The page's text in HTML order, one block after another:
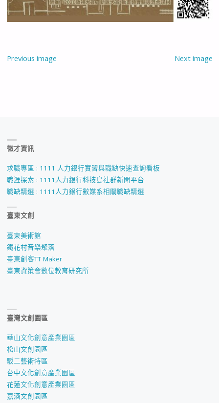
Previous image Next image
徵才資訊
求職專區 : 1111 人力銀行實習與職缺快速查詢看板
職涯探索 : 1111人力銀行科技島社群新聞平台
職缺精選 : 1111人力銀行數媒系相關職缺精選
臺東文創
臺東美術館
鐵花村音樂聚落
臺東創客TT Maker
臺東資策會數位教育研究所
臺灣文創園區
華山文化創意產業園區
松山文創園區
駁二藝術特區
台中文化創意產業園區
花蓮文化創意產業園區
嘉酒文創園區